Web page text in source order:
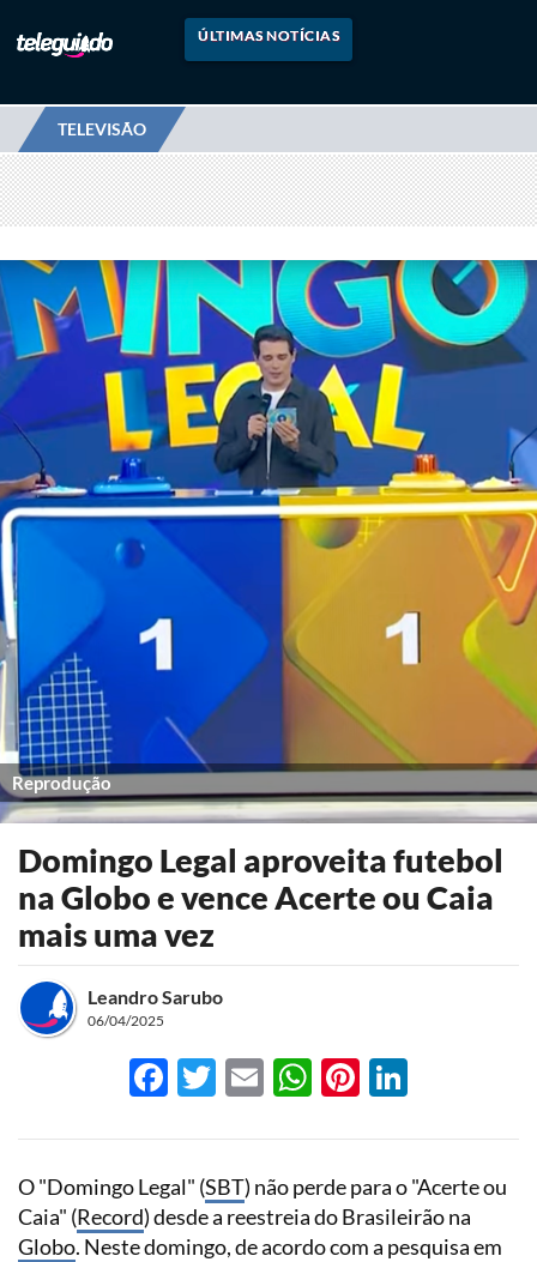
ÚLTIMAS NOTÍCIAS
TELEVISÃO
Reprodução
Domingo Legal aproveita futebol
na Globo e vence Acerte ou Caia
mais uma vez
Leandro Sarubo
06/04/2025
Facebook
Twitter
EmailWhatsApp
Pinterest
O "Domingo Legal" (SBT) não perde para o "Acerte ou
Caia" (Record) desde a reestreia do Brasileirão na
Globo. Neste domingo, de acordo com a pesquisa em